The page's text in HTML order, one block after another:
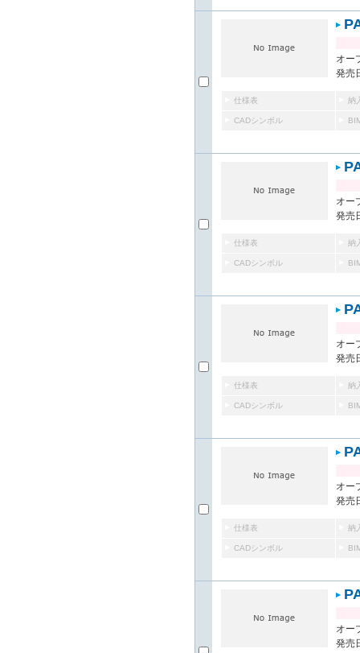
オー
発売
仕様表 納
CADシンボル
オー
発売
仕様表 納
CADシンボル
オー
発売
仕様表 納
CADシンボル
オー
発売
仕様表 納
CADシンボル
オー
発売